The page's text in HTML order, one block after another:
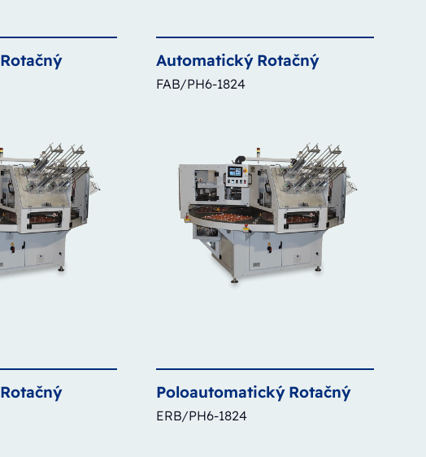
Rotačný Automatický Rotačný
FAB/PH6-1824
Rotačný Poloautomatický Rotačný
ERB/PH6-1824